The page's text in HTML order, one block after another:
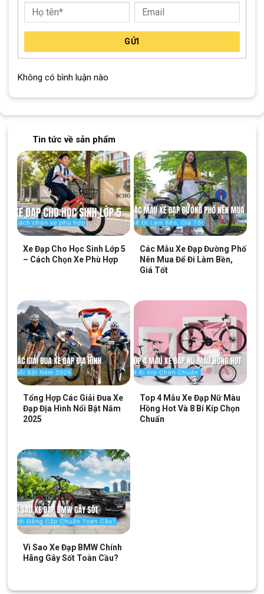
GỬI
Không có bình luận nào
Tin tức về sản phẩm
Xe Đạp Cho Học Sinh Lớp 5
– Cách Chọn Xe Phù Hợp
Các Mẫu Xe Đạp Đường Phố
Nên Mua Để Đi Làm Bền,
Giá Tốt
Tổng Hợp Các Giải Đua Xe
Đạp Địa Hình Nổi Bật Năm
2025
Top 4 Mẫu Xe Đạp Nữ Màu
Hồng Hot Và 8 Bí Kíp Chọn
Chuẩn
Vì Sao Xe Đạp BMW Chính
Hãng Gây Sốt Toàn Cầu?